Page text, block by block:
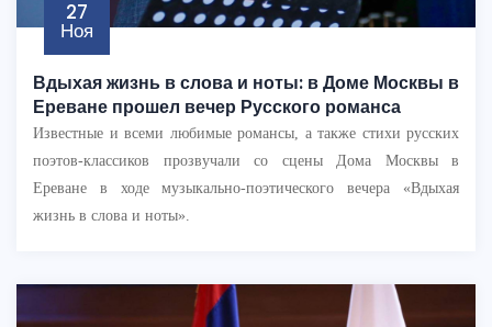
27
Ноя
Вдыхая жизнь в слова и ноты: в Доме Москвы в
Ереване прошел вечер Русского романса
Известные и всеми любимые романсы, а также стихи русских
поэтов-классиков прозвучали со сцены Дома Москвы в
Ереване в ходе музыкально-поэтического вечера «Вдыхая
жизнь в слова и ноты».